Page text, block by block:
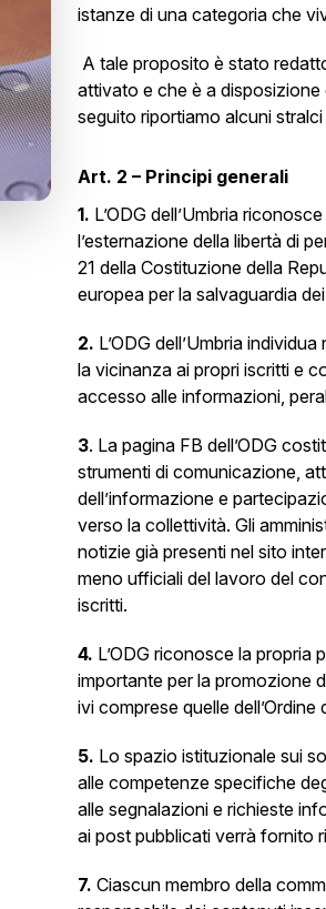
istanze di una categoria che
A tale proposito è stato
attivato e che è a
seguito riportiamo alcuni
Art. 2 – Principi generali
1. L’ODG dell’Umbria
l’esternazione della libertà di
21 della Costituzione della
europea per la salvaguardia
2. L’ODG dell’Umbria
la vicinanza ai propri iscritti e
accesso alle informazioni,
3. La pagina FB dell’ODG
strumenti di comunicazione,
dell’informazione e
verso la collettività. Gli
notizie già presenti nel sito
meno ufficiali del lavoro del
iscritti.
4. L’ODG riconosce la
importante per la promozione
ivi comprese quelle
5. Lo spazio istituzionale sui
alle competenze specifiche
alle segnalazioni e richieste
ai post pubblicati verrà fornito
7.Ciascun membro della